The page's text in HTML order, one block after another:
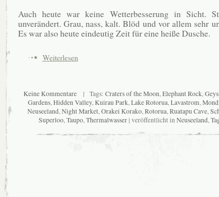
Auch heute war keine Wetterbesserung in Sicht.
unverändert. Grau, nass, kalt. Blöd und vor allem sehr
Es war also heute eindeutig Zeit für eine heiße Dusche.
Weiterlesen
Keine Kommentare | Tags: Craters of the Moon, Elephant Rock,
Gardens, Hidden Valley, Kuirau Park, Lake Rotorua, Lavastrom,
Neuseeland, Night Market, Orakei Korako, Rotorua, Ruatapu Cave,
Superloo, Taupo, Thermalwasser | veröffentlicht in Neuseeland,